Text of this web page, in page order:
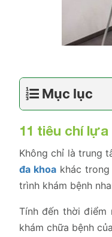
Mục lục
11 tiêu chí lựa
Không chỉ là trung
đa khoakhác trong
trình khám bệnh
Tính đến thời điểm
khám chữa bệnh